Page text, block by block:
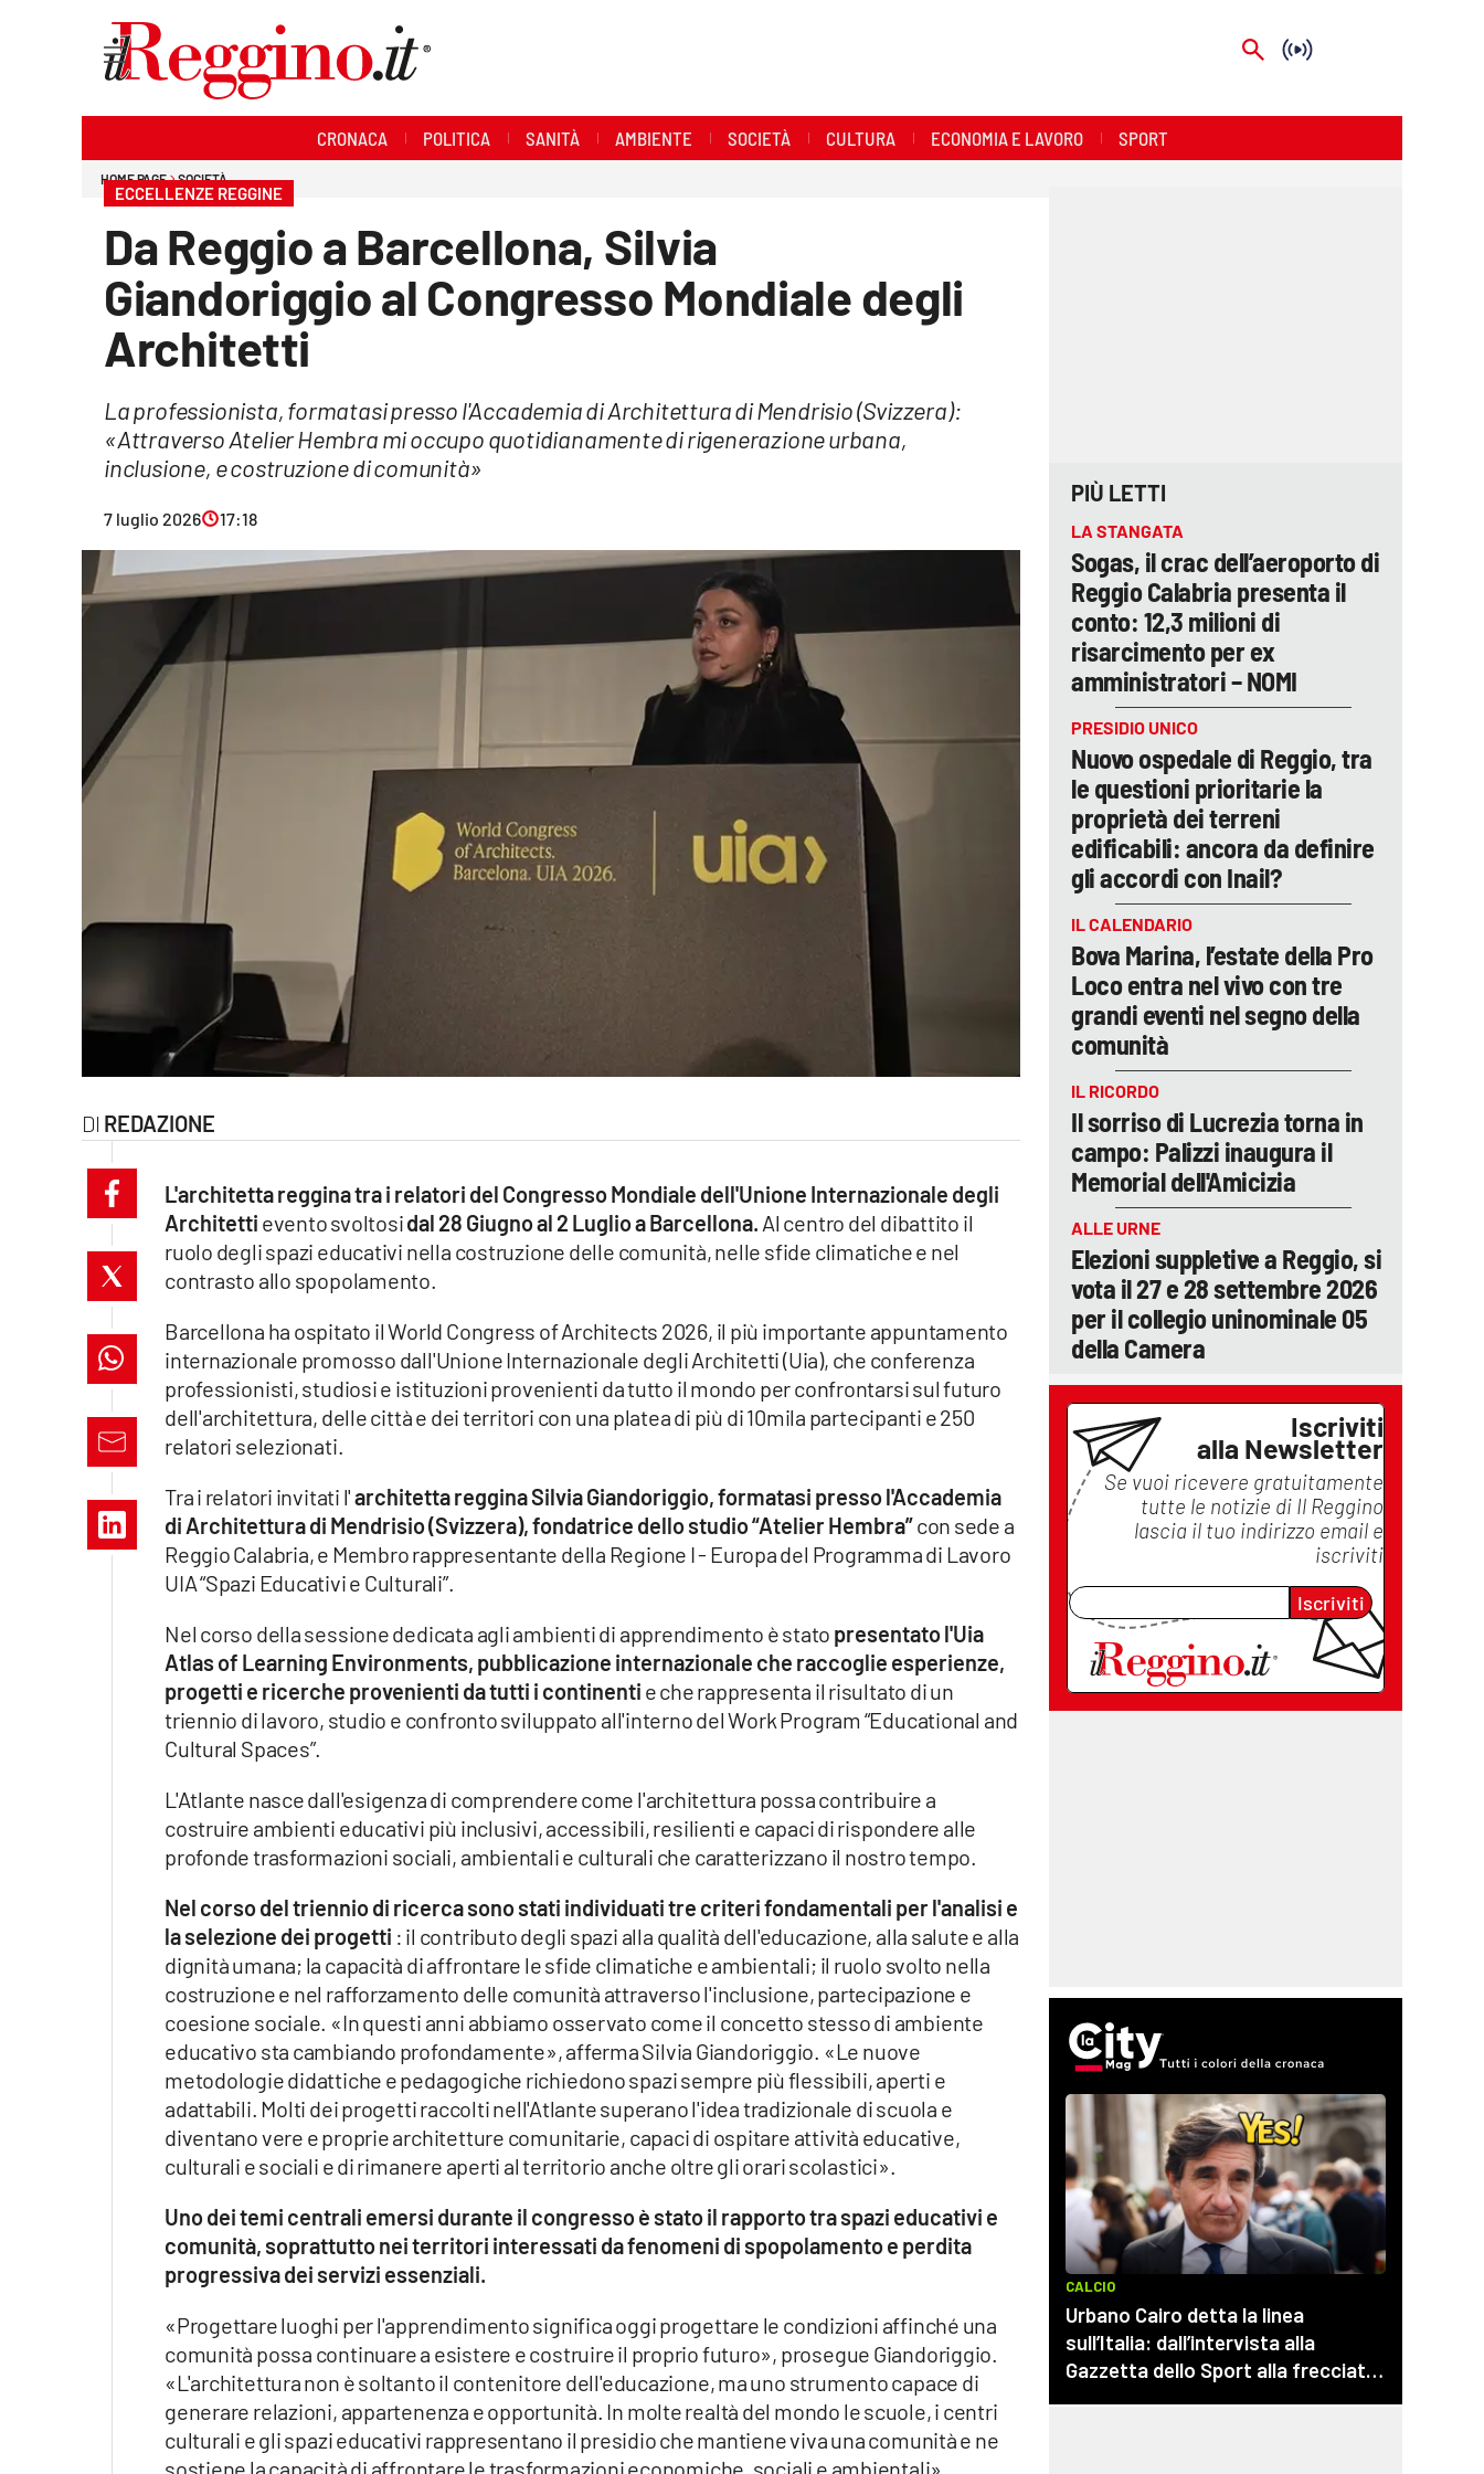
Economia e lavoro
catanzarochannel.it
lacapitalenews.it
CRONACA POLITICA SANITÀ AMBIENTE SOCIETÀ CULTURA ECONOMIA E LAVORO SPORT
HOME PAGE SOCIETÀ
ECCELLENZE REGGINE
Da Reggio a Barcellona, Silvia
Giandoriggio al Congresso Mondiale degli
Architetti
La professionista, formatasi presso l'Accademia di Architettura di Mendrisio (Svizzera):
«Attraverso Atelier Hembra mi occupo quotidianamente di rigenerazione urbana,
inclusione, e costruzione di comunità»
7 luglio 2026 17:18
REDAZIONE
L'architetta reggina tra i relatori del Congresso Mondiale dell'Unione Internazionale degli
Architetti evento svoltosidal 28 Giugno al 2 Luglio a Barcellona. Al centro del dibattito il
ruolo degli spazi educativi nella costruzione delle comunità, nelle sfide climatiche e nel
contrasto allo spopolamento.
Barcellona ha ospitato il World Congress of Architects 2026, il più importante appuntamento
internazionale promosso dall'Unione Internazionale degli Architetti (Uia), che conferenza
professionisti, studiosi e istituzioni provenienti da tutto il mondo per confrontarsi sul futuro
dell'architettura, delle città e dei territori con una platea di più di 10mila partecipanti e 250
relatori selezionati.
Tra i relatori invitati l'architetta reggina Silvia Giandoriggio, formatasi presso l'Accademia
di Architettura di Mendrisio (Svizzera), fondatrice dello studio “Atelier Hembra”con sede a
Reggio Calabria, e Membro rappresentante della Regione I - Europa del Programma di Lavoro
UIA “Spazi Educativi e Culturali”.
Nel corso della sessione dedicata agli ambienti di apprendimento è stato presentato l'Uia
Atlas of Learning Environments, pubblicazione internazionale che raccoglie esperienze,
progetti e ricerche provenienti da tutti i continenti e che rappresenta il risultato di un
triennio di lavoro, studio e confronto sviluppato all'interno del Work Program “Educational and
Cultural Spaces”.
L'Atlante nasce dall'esigenza di comprendere come l'architettura possa contribuire a
costruire ambienti educativi più inclusivi, accessibili, resilienti e capaci di rispondere alle
profonde trasformazioni sociali, ambientali e culturali che caratterizzano il nostro tempo.
Nel corso del triennio di ricerca sono stati individuati tre criteri fondamentali per l'analisi e
la selezione dei progetti : il contributo degli spazi alla qualità dell'educazione, alla salute e alla
dignità umana; la capacità di affrontare le sfide climatiche e ambientali; il ruolo svolto nella
costruzione e nel rafforzamento delle comunità attraverso l'inclusione, partecipazione e
coesione sociale. «In questi anni abbiamo osservato come il concetto stesso di ambiente
educativo sta cambiando profondamente», afferma Silvia Giandoriggio. «Le nuove
metodologie didattiche e pedagogiche richiedono spazi sempre più flessibili, aperti e
adattabili. Molti dei progetti raccolti nell'Atlante superano l'idea tradizionale di scuola e
diventano vere e proprie architetture comunitarie, capaci di ospitare attività educative,
culturali e sociali e di rimanere aperti al territorio anche oltre gli orari scolastici».
Uno dei temi centrali emersi durante il congresso è stato il rapporto tra spazi educativi e
comunità, soprattutto nei territori interessati da fenomeni di spopolamento e perdita
progressiva dei servizi essenziali.
«Progettare luoghi per l'apprendimento significa oggi progettare le condizioni affinché una
comunità possa continuare a esistere e costruire il proprio futuro», prosegue Giandoriggio.
«L'architettura non è soltanto il contenitore dell'educazione, ma uno strumento capace di
generare relazioni, appartenenza e opportunità. In molte realtà del mondo le scuole, i centri
culturali e gli spazi educativi rappresentano il presidio che mantiene viva una comunità e ne
PIÙ LETTI
LA STANGATA
Sogas, il crac dell’aeroporto di
Reggio Calabria presenta il
conto: 12,3 milioni di
risarcimento per ex
amministratori – NOMI
PRESIDIO UNICO
Nuovo ospedale di Reggio, tra
le questioni prioritarie la
proprietà dei terreni
edificabili: ancora da definire
gli accordi con Inail?
IL CALENDARIO
Bova Marina, l’estate della Pro
Loco entra nel vivo con tre
grandi eventi nel segno della
comunità
IL RICORDO
Il sorriso di Lucrezia torna in
campo: Palizzi inaugura il
Memorial dell'Amicizia
ALLE URNE
Elezioni suppletive a Reggio, si
vota il 27 e 28 settembre 2026
per il collegio uninominale 05
della Camera
Iscriviti
alla Newsletter
Se vuoi ricevere gratuitamente
tutte le notizie di Il Reggino
lascia il tuo indirizzo email e
iscriviti
Iscriviti